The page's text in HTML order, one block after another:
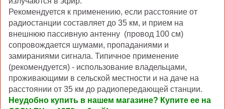
Рекомендуется к применению, если расстояние от
радиостанции составляет до 35 км, и прием на
внешнюю пассивную антенну (провод 100 см)
сопровождается шумами, пропаданиями и
замираниями сигнала. Типичное применение
(рекомендуется) - использование владельцами,
проживающими в сельской местности и на даче на
расстоянии от 35 км до радиопередающей станции.
Неудобно купить в нашем магазине? Купите ее на